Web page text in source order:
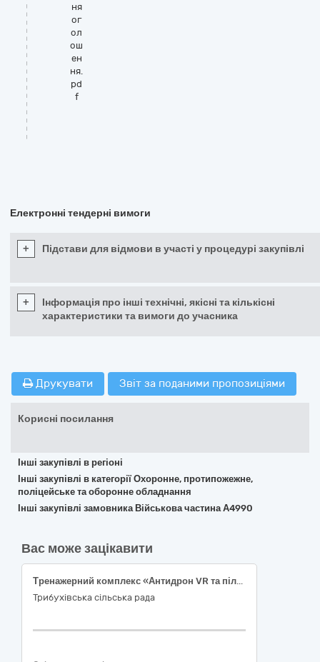
ня
ог
ол
ош
ен
ня.
pd
f
Електронні тендерні вимоги
+ Підстави для відмови в участі у процедурі закупівлі
+
Інформація про інші технічні, якісні та кількісні
характеристики та вимоги до учасника
Друкувати Звіт за поданими пропозиціями
Корисні посилання
Інші закупівлі в регіоні
Інші закупівлі в категорії Охоронне, протипожежне,
поліцейське та оборонне обладнання
Інші закупівлі замовника Військова частина А4990
Вас може зацікавити
Тренажерний комплекс «Антидрон VR та пілот FPV» Код ДК 021:2015: 35740000-3 «Симулятори бойових дій»
Трибухівська сільська рада